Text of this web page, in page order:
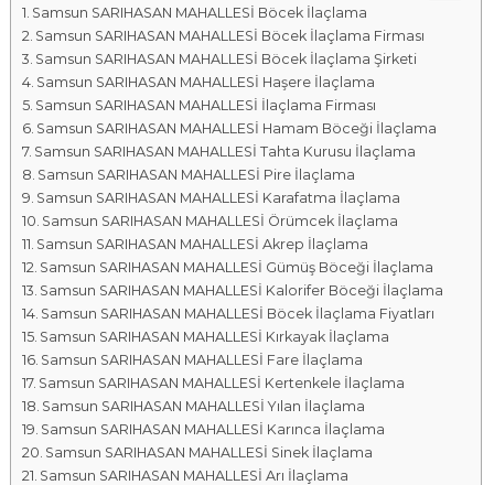
a
l
a
r
ı
Samsun SARIHASAN MAHALLESİ Böcek İlaçlama
Samsun SARIHASAN MAHALLESİ Böcek İlaçlama Firması
Samsun SARIHASAN MAHALLESİ Böcek İlaçlama Şirketi
Samsun SARIHASAN MAHALLESİ Haşere İlaçlama
Samsun SARIHASAN MAHALLESİ İlaçlama Firması
Samsun SARIHASAN MAHALLESİ Hamam Böceği İlaçlama
Samsun SARIHASAN MAHALLESİ Tahta Kurusu İlaçlama
Samsun SARIHASAN MAHALLESİ Pire İlaçlama
Samsun SARIHASAN MAHALLESİ Karafatma İlaçlama
Samsun SARIHASAN MAHALLESİ Örümcek İlaçlama
Samsun SARIHASAN MAHALLESİ Akrep İlaçlama
Samsun SARIHASAN MAHALLESİ Gümüş Böceği İlaçlama
Samsun SARIHASAN MAHALLESİ Kalorifer Böceği İlaçlama
Samsun SARIHASAN MAHALLESİ Böcek İlaçlama Fiyatları
Samsun SARIHASAN MAHALLESİ Kırkayak İlaçlama
Samsun SARIHASAN MAHALLESİ Fare İlaçlama
Samsun SARIHASAN MAHALLESİ Kertenkele İlaçlama
Samsun SARIHASAN MAHALLESİ Yılan İlaçlama
Samsun SARIHASAN MAHALLESİ Karınca İlaçlama
Samsun SARIHASAN MAHALLESİ Sinek İlaçlama
Samsun SARIHASAN MAHALLESİ Arı İlaçlama